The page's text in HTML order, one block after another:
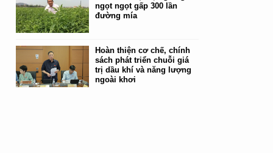
ngọt ngọt gấp 300 lần
đường mía
Hoàn thiện cơ chế, chính
sách phát triển chuỗi giá
trị dầu khí và năng lượng
ngoài khơi